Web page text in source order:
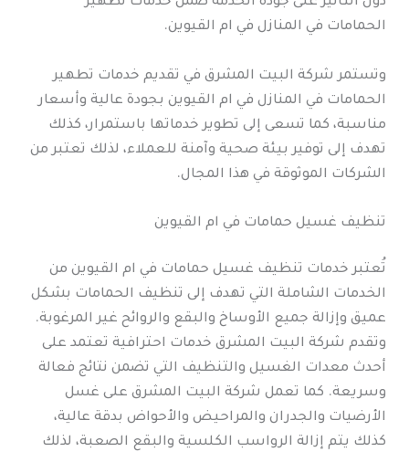
الحمامات في المنازل في ام القيوين.
وتستمر شركة البيت المشرق في تقديم خدمات تطهير
الحمامات في المنازل في ام القيوين بجودة عالية وأسعار
مناسبة، كما تسعى إلى تطوير خدماتها باستمرار، كذلك
تهدف إلى توفير بيئة صحية وآمنة للعملاء، لذلك تعتبر من
الشركات الموثوقة في هذا المجال.
تنظيف غسيل حمامات في ام القيوين
تُعتبر خدمات تنظيف غسيل حمامات في ام القيوين من
الخدمات الشاملة التي تهدف إلى تنظيف الحمامات بشكل
عميق وإزالة جميع الأوساخ والبقع والروائح غير المرغوبة.
وتقدم شركة البيت المشرق خدمات احترافية تعتمد على
أحدث معدات الغسيل والتنظيف التي تضمن نتائج فعالة
وسريعة. كما تعمل شركة البيت المشرق على غسل
الأرضيات والجدران والمراحيض والأحواض بدقة عالية،
كذلك يتم إزالة الرواسب الكلسية والبقع الصعبة، لذلك